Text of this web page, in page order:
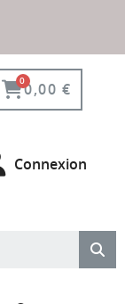
0,00 €
Connexion